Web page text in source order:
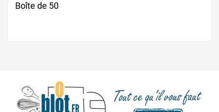
Boîte de 50